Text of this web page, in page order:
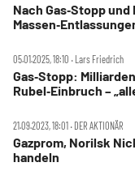
Nach Gas‑Stopp
05.01.2025, 18:10 ‧ Lars Friedrich
Gas‑Stopp:
Rubel‑Einbruch –
21.09.2023, 18:01 ‧ DER AKTIONÄR
Gazprom, Norilsk
handeln